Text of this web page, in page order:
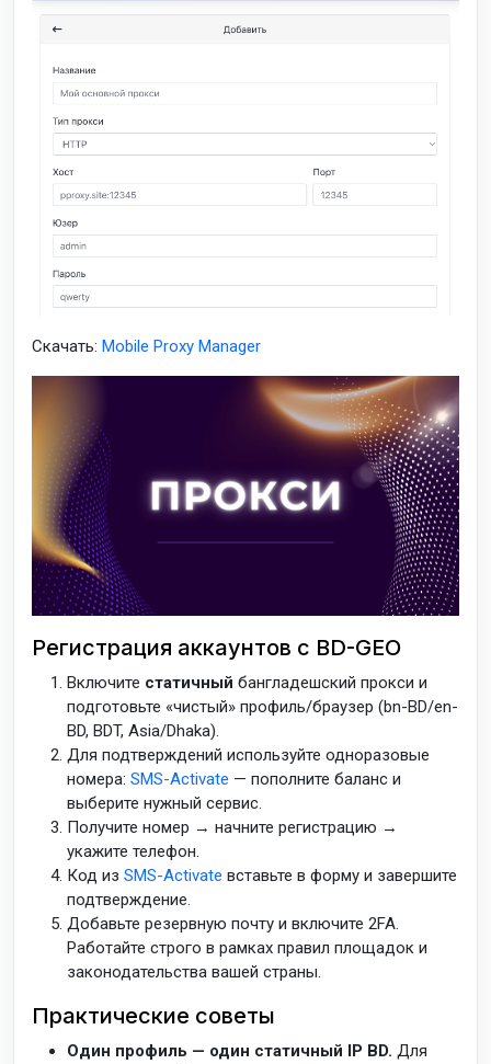
Скачать: Mobile Proxy Manager
Регистрация аккаунтов с BD-GEO
Включите статичный бангладешский прокси и
подготовьте «чистый» профиль/браузер (bn-BD/en-
BD, BDT, Asia/Dhaka).
Для подтверждений используйте одноразовые
номера: SMS-Activate — пополните баланс и
выберите нужный сервис.
Получите номер → начните регистрацию →
укажите телефон.
Код из SMS-Activate вставьте в форму и завершите
подтверждение.
Добавьте резервную почту и включите 2FA.
Работайте строго в рамках правил площадок и
законодательства вашей страны.
Практические советы
Один профиль — один статичный IP BD. Для